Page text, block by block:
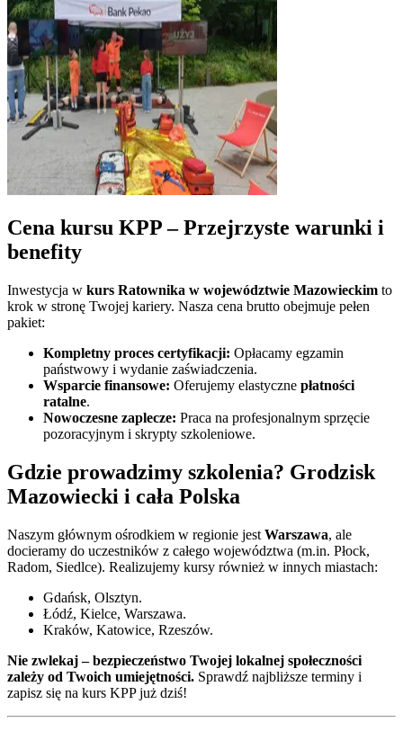
Cena kursu KPP – Przejrzyste warunki i
benefity
Inwestycja w kurs Ratownika w województwie Mazowieckim to
krok w stronę Twojej kariery. Nasza cena brutto obejmuje pełen
pakiet:
Kompletny proces certyfikacji: Opłacamy egzamin
państwowy i wydanie zaświadczenia.
Wsparcie finansowe: Oferujemy elastyczne płatności
ratalne.
Nowoczesne zaplecze: Praca na profesjonalnym sprzęcie
pozoracyjnym i skrypty szkoleniowe.
Gdzie prowadzimy szkolenia? Grodzisk
Mazowiecki i cała Polska
Naszym głównym ośrodkiem w regionie jest Warszawa, ale
docieramy do uczestników z całego województwa (m.in. Płock,
Radom, Siedlce). Realizujemy kursy również w innych miastach:
Gdańsk, Olsztyn.
Łódź, Kielce, Warszawa.
Kraków, Katowice, Rzeszów.
Nie zwlekaj – bezpieczeństwo Twojej lokalnej społeczności
zależy od Twoich umiejętności. Sprawdź najbliższe terminy i
zapisz się na kurs KPP już dziś!